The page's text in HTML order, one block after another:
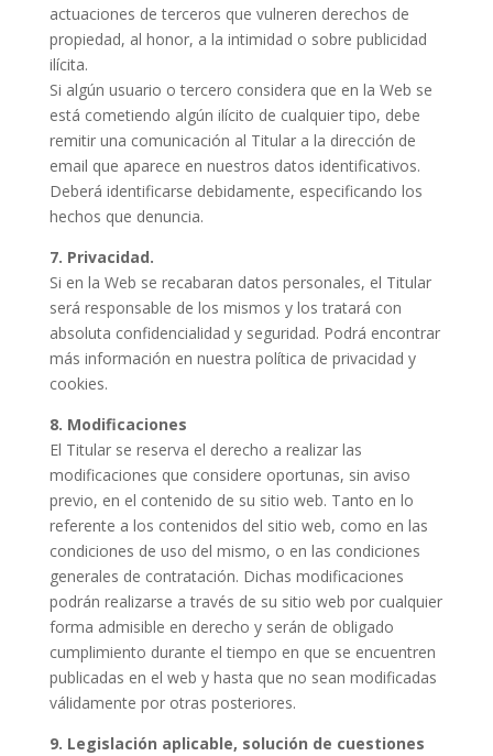
actuaciones de terceros que vulneren derechos de
propiedad, al honor, a la intimidad o sobre publicidad
ilícita.
Si algún usuario o tercero considera que en la Web se
está cometiendo algún ilícito de cualquier tipo, debe
remitir una comunicación al Titular a la dirección de
email que aparece en nuestros datos identificativos.
Deberá identificarse debidamente, especificando los
hechos que denuncia.
7. Privacidad.
Si en la Web se recabaran datos personales, el Titular
será responsable de los mismos y los tratará con
absoluta confidencialidad y seguridad. Podrá encontrar
más información en nuestra política de privacidad y
cookies.
8. Modificaciones
El Titular se reserva el derecho a realizar las
modificaciones que considere oportunas, sin aviso
previo, en el contenido de su sitio web. Tanto en lo
referente a los contenidos del sitio web, como en las
condiciones de uso del mismo, o en las condiciones
generales de contratación. Dichas modificaciones
podrán realizarse a través de su sitio web por cualquier
forma admisible en derecho y serán de obligado
cumplimiento durante el tiempo en que se encuentren
publicadas en el web y hasta que no sean modificadas
válidamente por otras posteriores.
9. Legislación aplicable, solución de cuestiones